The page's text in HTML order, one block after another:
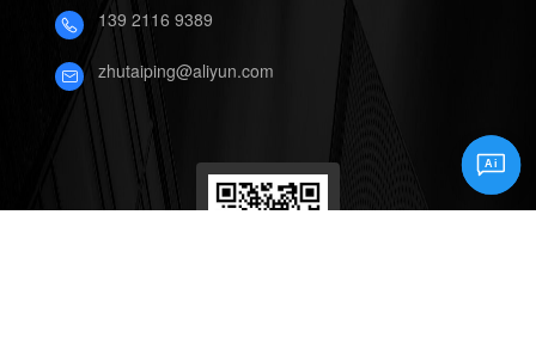
139 2116 9389
zhutaiping@aliyun.com
Ai